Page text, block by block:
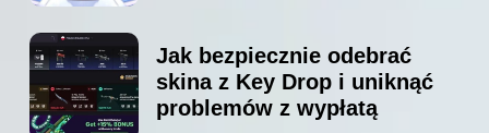
Jak bezpiecznie odebrać
skina z Key Drop i uniknąć
problemów z wypłatą